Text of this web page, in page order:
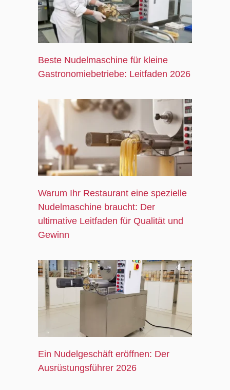
Beste Nudelmaschine für kleine
Gastronomiebetriebe: Leitfaden 2026
Warum Ihr Restaurant eine spezielle
Nudelmaschine braucht: Der
ultimative Leitfaden für Qualität und
Gewinn
Ein Nudelgeschäft eröffnen: Der
Ausrüstungsführer 2026